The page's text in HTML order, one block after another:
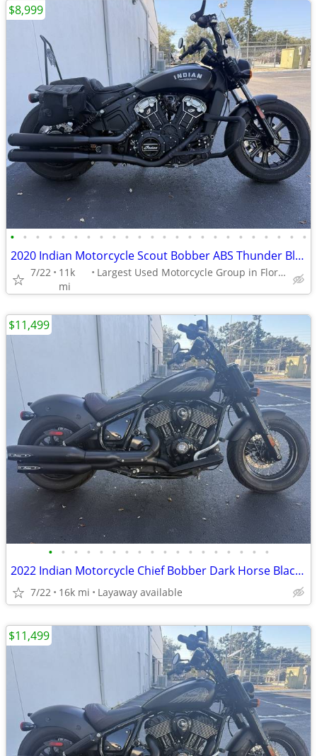
• • • • • • • • • • • • • • • • • • • • • • • •
2020 Indian Motorcycle Scout Bobber ABS Thunder Black Smoke
7/22
11k
mi
Largest Used Motorcycle Group in Florida
$8,999
• • • • • • • • • • • • • • • • • •
2022 Indian Motorcycle Chief Bobber Dark Horse Black Smoke
7/22 16k mi Layaway available
$11,499
$11,499